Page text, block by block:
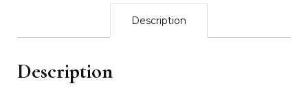
Description
Description